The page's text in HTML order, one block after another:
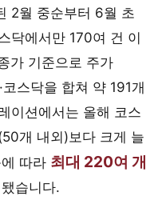
2월 중순부터 6월 초
닥에서만 170여 건 이
가 기준으로 주가
스닥을 합쳐 약 191개
이션에서는 올해 코스
개 내외)보다 크게 늘
따라 최대 220여 개
습니다.